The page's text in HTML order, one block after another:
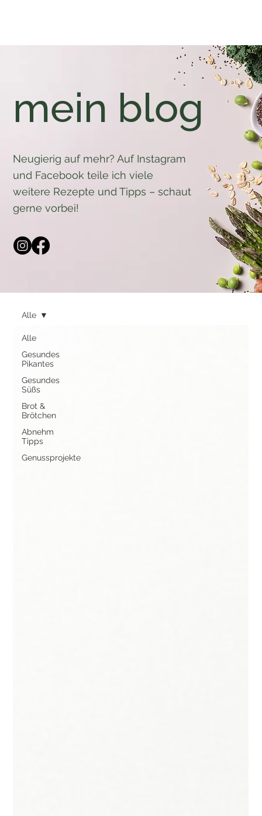
mein blog
Neugierig auf mehr? Auf Instagram
und Facebook teile ich viele
weitere Rezepte und Tipps – schaut
gerne vorbei!
Alle
Gesundes
Pikantes
Gesundes
Süßs
Brot &
Brötchen
Abnehm
Tipps
Genussprojekte
Alle